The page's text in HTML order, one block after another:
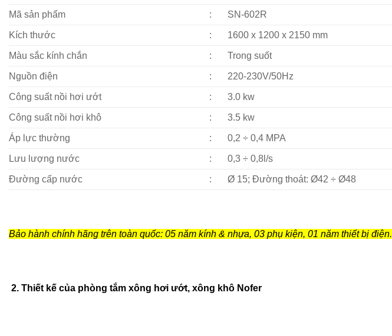
Mã sản phẩm : SN-602R
Kích thước : 1600 x 1200 x 2150 mm
Màu sắc kính chắn : Trong suốt
Nguồn điện : 220-230V/50Hz
Công suất nồi hơi ướt : 3.0 kw
Công suất nồi hơi khô : 3.5 kw
Áp lực thường : 0,2 ÷ 0,4 MPA
Lưu lượng nước : 0,3 ÷ 0,8l/s
Đường cấp nước : Ø 15; Đường thoát: Ø42 ÷ Ø48
Bảo hành chính hãng trên toàn quốc: 05 năm kính & nhựa, 03 phụ kiện, 01 năm thiết bị điện.
2. Thiết kế của phòng tắm xông hơi ướt, xông khô Nofer